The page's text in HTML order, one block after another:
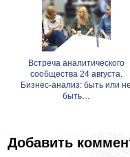
Встреча аналитического
сообщества 24 августа.
Бизнес-анализ: быть или
быть…
Добавить